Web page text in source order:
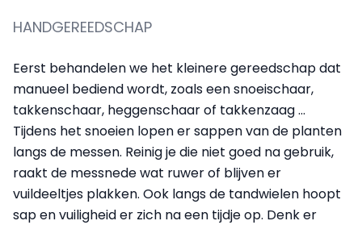
HANDGEREEDSCHAP
Eerst behandelen we het kleinere gereedschap dat
manueel bediend wordt, zoals een snoeischaar,
takkenschaar, heggenschaar of takkenzaag ...
Tijdens het snoeien lopen er sappen van de planten
langs de messen. Reinig je die niet goed na gebruik,
raakt de messnede wat ruwer of blijven er
vuildeeltjes plakken. Ook langs de tandwielen hoopt
sap en vuiligheid er zich na een tijdje op. Denk er